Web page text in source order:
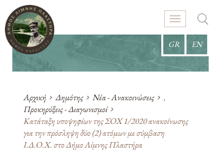
GR EN
Αρχική Δημότης Νέα - Ανακοινώσεις
,
Προκηρύξεις - Διαγωνισμοί
Κατάταξη υποψηφίων της ΣΟΧ 1/2020 ανακοίνωσης
για την πρόσληψη δύο (2) ατόμων με σύμβαση
Ι.Δ.Ο.Χ. στο Δήμο Λίμνης Πλαστήρα